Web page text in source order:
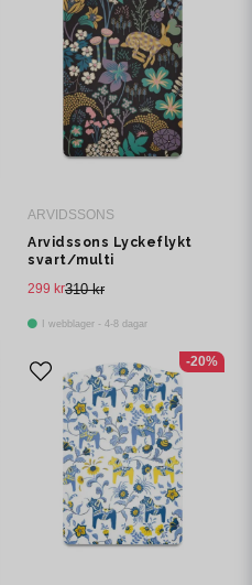
ARVIDSSONS
Arvidssons Lyckeflykt
svart/multi
310 kr
299 kr
I webblager - 4-8 dagar
-20%